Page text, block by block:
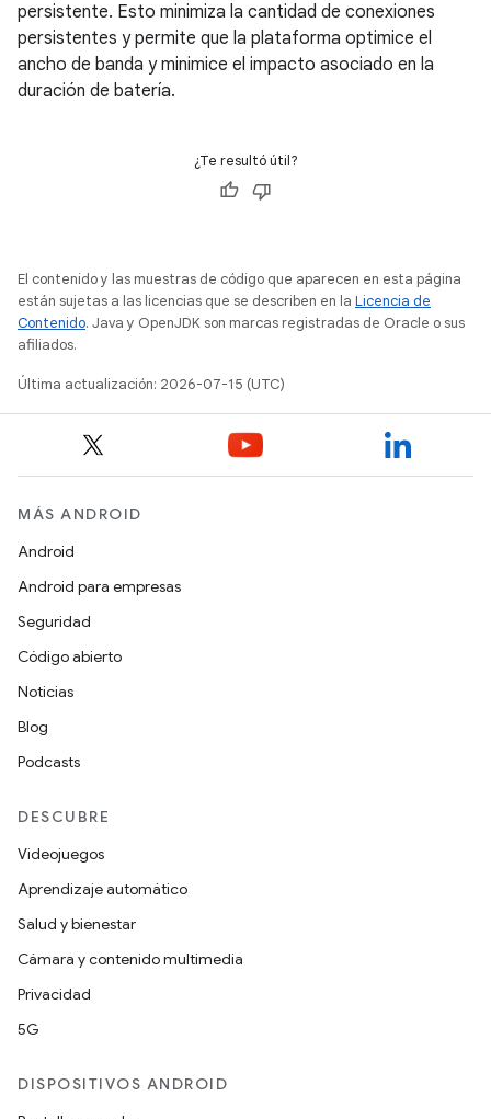
persistente. Esto minimiza la cantidad de conexiones
persistentes y permite que la plataforma optimice el
ancho de banda y minimice el impacto asociado en la
duración de batería.
¿Te resultó útil?
El contenido y las muestras de código que aparecen en esta página
están sujetas a las licencias que se describen en la Licencia de
Contenido. Java y OpenJDK son marcas registradas de Oracle o sus
afiliados.
Última actualización: 2026-07-15 (UTC)
MÁS ANDROID
Android
Android para empresas
Seguridad
Código abierto
Noticias
Blog
Podcasts
DESCUBRE
Videojuegos
Aprendizaje automático
Salud y bienestar
Cámara y contenido multimedia
Privacidad
5G
DISPOSITIVOS ANDROID